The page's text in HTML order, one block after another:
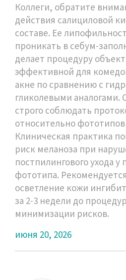
Коллеги, обратите
действия салициловой
составе. Ее
проникать в себум-
делает процедуру
эффективной для
акне по сравнению с
гликолевыми аналогами.
строго соблюдать
относительно
Клиническая практика
риск меланоза при
постпилингового ухода у
фототипа.
осветление кожи
за 2-3 недели до
минимизации рисков.
июня 20, 2026